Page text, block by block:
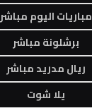
مباريات اليوم مباشر
برشلونة مباشر
ريال مدريد مباشر
يلا شوت